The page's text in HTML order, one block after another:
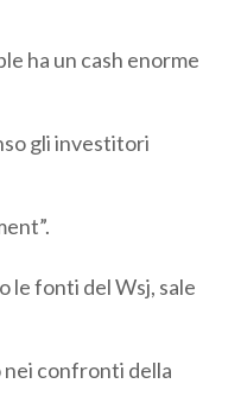
ha un cash enorme
gli investitori
le fonti del Wsj, sale
nei confronti della